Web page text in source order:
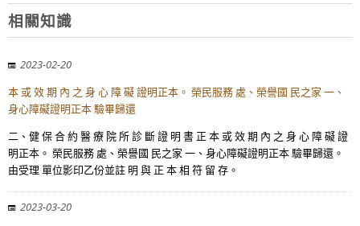
相關知識
2023-02-20
本 或 效 期 內 之 身 心 障 礙 證明正本。 榮民服務 處、榮譽國 民之家 一、
身心障礙證明正本 驗畢歸還
二、健 保 合 約 醫 療 院 所 診 斷 證 明 書 正 本 或 效 期 內 之 身 心 障 礙 證
明正本。 榮民服務 處、榮譽國 民之家 一、身心障礙證明正本 驗畢歸還。
由受理 單位影印乙份並註 明 與 正 本 相 符 留 存。
2023-03-20